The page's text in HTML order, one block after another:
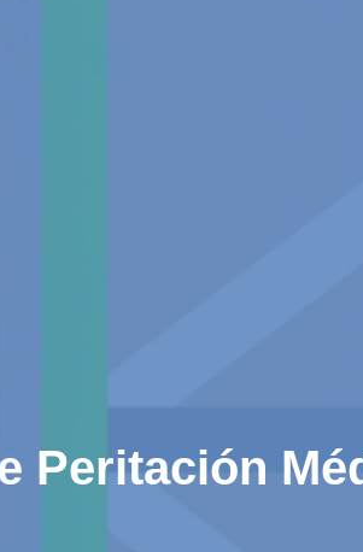
Peritación